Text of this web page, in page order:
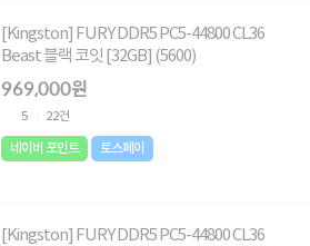
[Kingston] FURY DDR5 PC5-44800 CL36
Beast 블랙 코잇 [32GB] (5600)
969,000원
5 22건
네이버 포인트 토스페이
[Kingston] FURY DDR5 PC5-44800 CL36